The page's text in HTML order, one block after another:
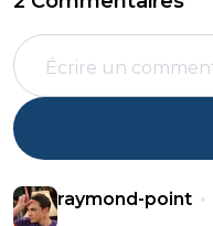
raymond-point